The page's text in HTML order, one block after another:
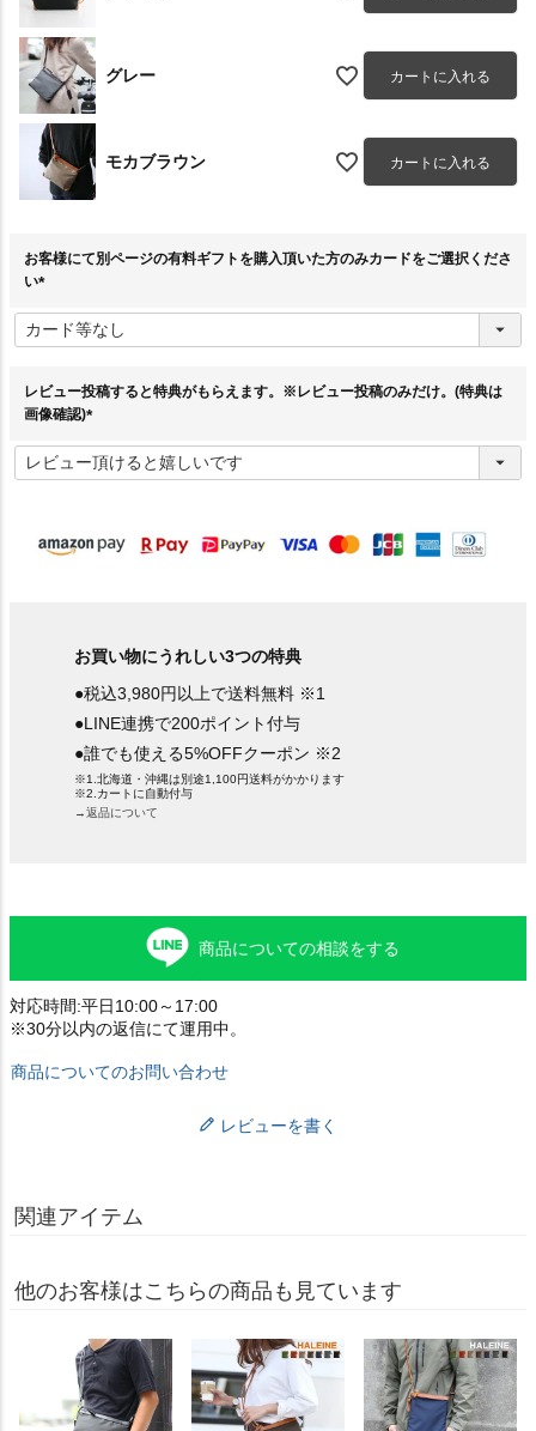
グレー カートに入れる
モカブラウン カートに入れる
お客様にて別ページの有料ギフトを購入頂いた方のみカードをご選択くださ
い
必
須
レビュー投稿すると特典がもらえます。※レビュー投稿のみだけ。(特典は
画像確認)
必
須
お買い物にうれしい3つの特典
●税込3,980円以上で送料無料 ※1
●LINE連携で200ポイント付与
●誰でも使える5%OFFクーポン ※2
※1.北海道・沖縄は別途1,100円送料がかかります
※2.カートに自動付与
→返品について
商品についての相談をする
対応時間:平日10:00～17:00
※30分以内の返信にて運用中。
商品についてのお問い合わせ
レビューを書く
関連アイテム
他のお客様はこちらの商品も見ています